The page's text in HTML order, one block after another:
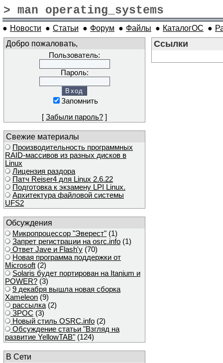
> man operating_systems
● Новости ● Статьи ● Форум ● Файлы ● КаталогОС ●
Добро пожаловать,
Пользователь:
Пароль:
Запомнить
[ Забыли пароль? ]
Свежие материалы
Производительность программных
RAID-массивов из разных дисков в
Linux
Лицензия раздора
Патч Reiser4 для Linux 2.6.22
Подготовка к экзамену LPI Linux.
Архитектура файловой системы
UFS2
Обсуждения
Микропроцессор "Эверест" (1)
Запрет регистрации на osrc.info (1)
Ответ Javе и Flash'у (70)
Новая программа поддержки от
Microsoft (2)
Solaris будет портирован на Itanium и
POWER? (3)
9 декабря вышла новая сборка
Xameleon (9)
рассылка (2)
ЗРОС (3)
Новый стиль OSRC.info (2)
Обсуждение статьи "Взгляд на
развитие YellowTAB" (124)
В Сети
Ссылки